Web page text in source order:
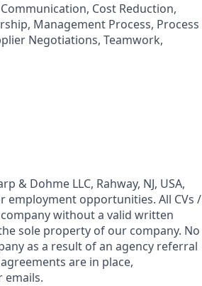
Cost Reduction,
Management Process, Process
Negotiations, Teamwork,
& Dohme LLC, Rahway, NJ, USA,
employment opportunities. All CVs /
without a valid written
sole property of our company. No
as a result of an agency referral
are in place,
emails.